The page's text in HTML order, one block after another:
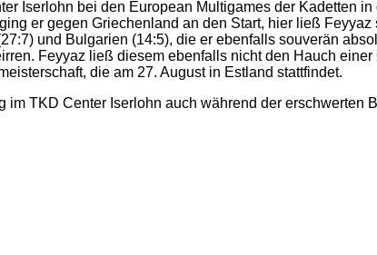
Iserlohn bei den European Multigames der Kadetten
er gegen Griechenland an den Start, hier ließ
und Bulgarien (14:5), die er ebenfalls souverän
Feyyaz ließ diesem ebenfalls nicht den Hauch
die am 27. August in Estland stattfindet.
im TKD Center Iserlohn auch während der